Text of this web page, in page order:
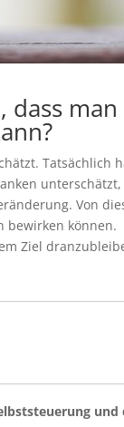
dass
Tatsächlich
Von
bewirken können.
Ziel